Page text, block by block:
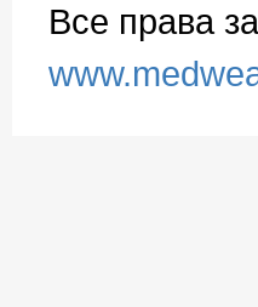
Все права